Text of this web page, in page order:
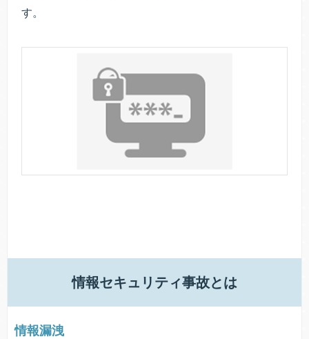
す。
情報セキュリティ事故とは
情報漏洩